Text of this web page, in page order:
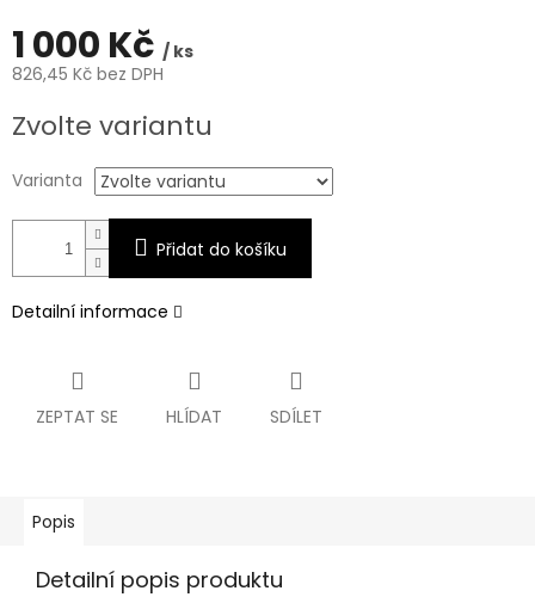
1 000 Kč / ks
826,45 Kč bez DPH
cena:
Zvolte variantu
Varianta
Přidat do košíku
Detailní informace
ZEPTAT SE HLÍDAT SDÍLET
Popis
Detailní popis produktu